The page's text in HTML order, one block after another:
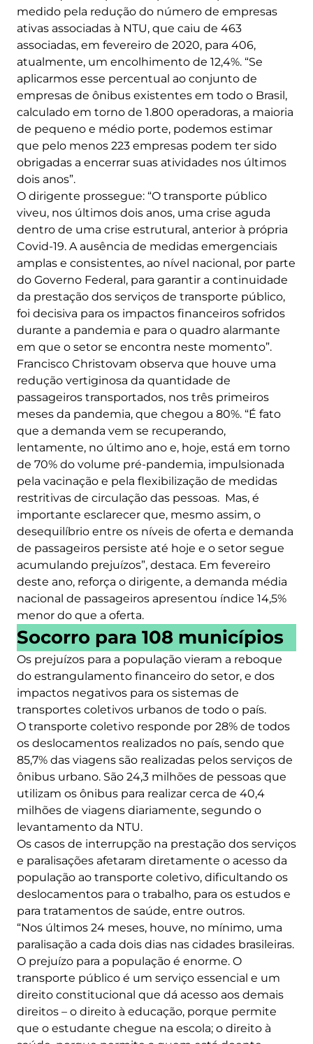
medido pela redução do número de empresas
ativas associadas à NTU, que caiu de 463
associadas, em fevereiro de 2020, para 406,
atualmente, um encolhimento de 12,4%. “Se
aplicarmos esse percentual ao conjunto de
empresas de ônibus existentes em todo o Brasil,
calculado em torno de 1.800 operadoras, a maioria
de pequeno e médio porte, podemos estimar
que pelo menos 223 empresas podem ter sido
obrigadas a encerrar suas atividades nos últimos
dois anos”.
O dirigente prossegue: “O transporte público
viveu, nos últimos dois anos, uma crise aguda
dentro de uma crise estrutural, anterior à própria
Covid-19. A ausência de medidas emergenciais
amplas e consistentes, ao nível nacional, por parte
do Governo Federal, para garantir a continuidade
da prestação dos serviços de transporte público,
foi decisiva para os impactos financeiros sofridos
durante a pandemia e para o quadro alarmante
em que o setor se encontra neste momento”.
Francisco Christovam observa que houve uma
redução vertiginosa da quantidade de
passageiros transportados, nos três primeiros
meses da pandemia, que chegou a 80%. “É fato
que a demanda vem se recuperando,
lentamente, no último ano e, hoje, está em torno
de 70% do volume pré-pandemia, impulsionada
pela vacinação e pela flexibilização de medidas
restritivas de circulação das pessoas. Mas, é
importante esclarecer que, mesmo assim, o
desequilíbrio entre os níveis de oferta e demanda
de passageiros persiste até hoje e o setor segue
acumulando prejuízos”, destaca. Em fevereiro
deste ano, reforça o dirigente, a demanda média
nacional de passageiros apresentou índice 14,5%
menor do que a oferta.
Socorro para 108 municípios
Os prejuízos para a população vieram a reboque
do estrangulamento financeiro do setor, e dos
impactos negativos para os sistemas de
transportes coletivos urbanos de todo o país.
O transporte coletivo responde por 28% de todos
os deslocamentos realizados no país, sendo que
85,7% das viagens são realizadas pelos serviços de
ônibus urbano. São 24,3 milhões de pessoas que
utilizam os ônibus para realizar cerca de 40,4
milhões de viagens diariamente, segundo o
levantamento da NTU.
Os casos de interrupção na prestação dos serviços
e paralisações afetaram diretamente o acesso da
população ao transporte coletivo, dificultando os
deslocamentos para o trabalho, para os estudos e
para tratamentos de saúde, entre outros.
“Nos últimos 24 meses, houve, no mínimo, uma
paralisação a cada dois dias nas cidades brasileiras.
O prejuízo para a população é enorme. O
transporte público é um serviço essencial e um
direito constitucional que dá acesso aos demais
direitos – o direito à educação, porque permite
que o estudante chegue na escola; o direito à